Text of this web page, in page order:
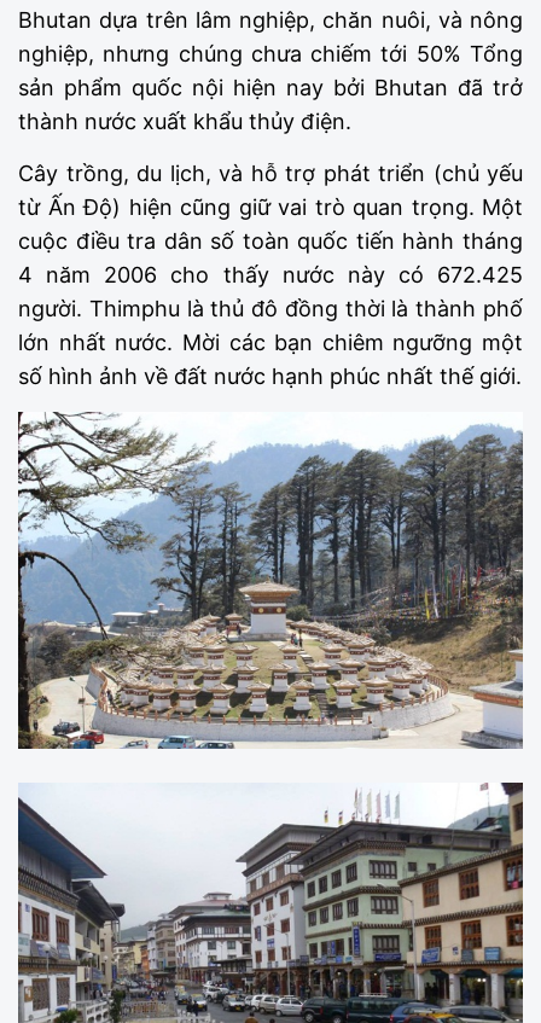
Bhutan dựa trên lâm nghiệp, chăn nuôi, và nông
nghiệp, nhưng chúng chưa chiếm tới 50% Tổng
sản phẩm quốc nội hiện nay bởi Bhutan đã trở
thành nước xuất khẩu thủy điện.
Cây trồng, du lịch, và hỗ trợ phát triển (chủ yếu
từ Ấn Độ) hiện cũng giữ vai trò quan trọng. Một
cuộc điều tra dân số toàn quốc tiến hành tháng
4 năm 2006 cho thấy nước này có 672.425
người. Thimphu là thủ đô đồng thời là thành phố
lớn nhất nước. Mời các bạn chiêm ngưỡng một
số hình ảnh về đất nước hạnh phúc nhất thế giới.